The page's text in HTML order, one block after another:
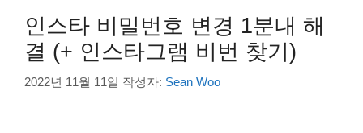
인스타 비밀번호 변경 1분내 해
결 (+ 인스타그램 비번 찾기)
2022년 11월 11일 작성자: Sean Woo